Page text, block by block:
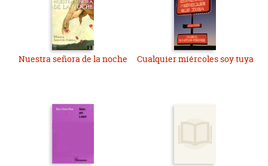
Nuestra señora de la noche Cualquier miércoles soy tuya